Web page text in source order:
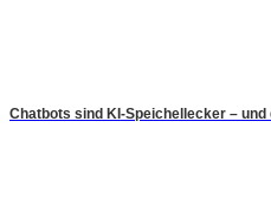
Chatbots sind KI-Speichellecker –